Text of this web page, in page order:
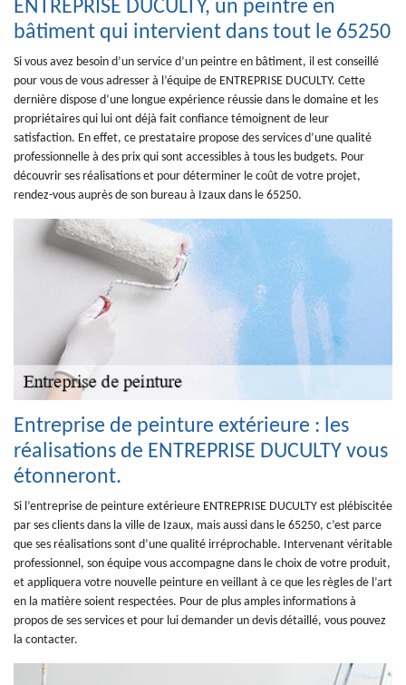
ENTREPRISE DUCULTY, un peintre en
bâtiment qui intervient dans tout le 65250
Si vous avez besoin d’un service d’un peintre en bâtiment, il est conseillé
pour vous de vous adresser à l’équipe de ENTREPRISE DUCULTY. Cette
dernière dispose d’une longue expérience réussie dans le domaine et les
propriétaires qui lui ont déjà fait confiance témoignent de leur
satisfaction. En effet, ce prestataire propose des services d’une qualité
professionnelle à des prix qui sont accessibles à tous les budgets. Pour
découvrir ses réalisations et pour déterminer le coût de votre projet,
rendez-vous auprès de son bureau à Izaux dans le 65250.
Entreprise de peinture extérieure : les
réalisations de ENTREPRISE DUCULTY vous
étonneront.
Si l’entreprise de peinture extérieure ENTREPRISE DUCULTY est plébiscitée
par ses clients dans la ville de Izaux, mais aussi dans le 65250, c’est parce
que ses réalisations sont d’une qualité irréprochable. Intervenant véritable
professionnel, son équipe vous accompagne dans le choix de votre produit,
et appliquera votre nouvelle peinture en veillant à ce que les règles de l’art
en la matière soient respectées. Pour de plus amples informations à
propos de ses services et pour lui demander un devis détaillé, vous pouvez
la contacter.